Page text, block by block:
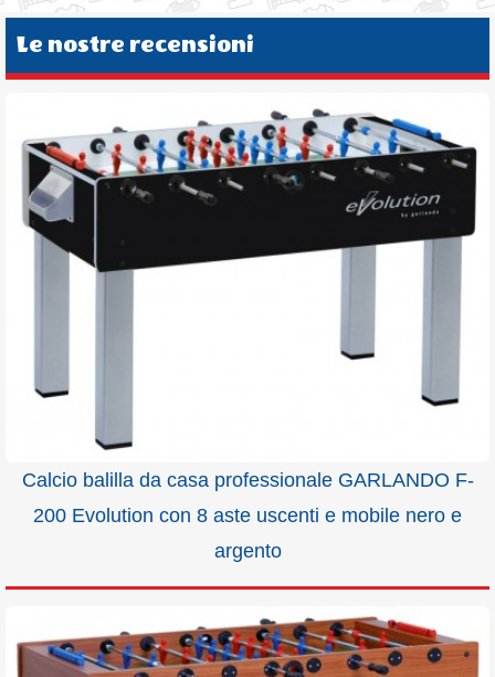
Le nostre recensioni
Calcio balilla da casa professionale GARLANDO F-
200 Evolution con 8 aste uscenti e mobile nero e
argento